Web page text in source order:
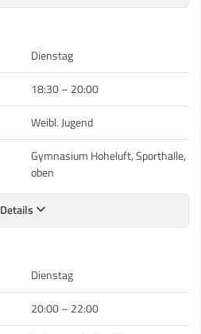
Dienstag
18:30– 20:00
Weibl. Jugend
Gymnasium Hoheluft, Sporthalle,
oben
Details
Dienstag
20:00– 22:00